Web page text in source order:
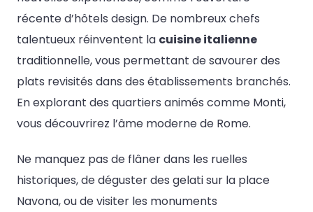
récente d’hôtels design. De nombreux chefs
talentueux réinventent la cuisine italienne
traditionnelle, vous permettant de savourer des
plats revisités dans des établissements branchés.
En explorant des quartiers animés comme Monti,
vous découvrirez l’âme moderne de Rome.
Ne manquez pas de flâner dans les ruelles
historiques, de déguster des gelati sur la place
Navona, ou de visiter les monuments